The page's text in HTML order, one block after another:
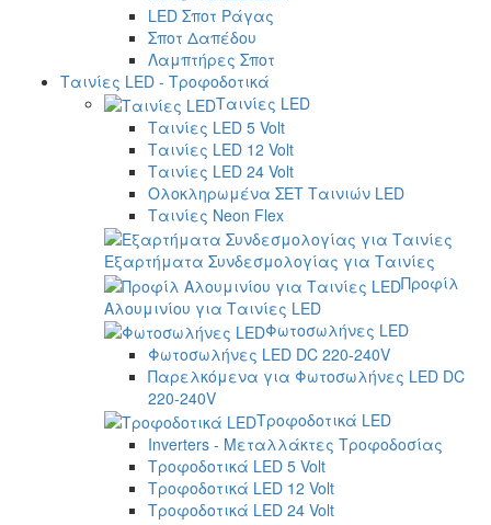
LED Σποτ Ράγας
Σποτ Δαπέδου
Λαμπτήρες Σποτ
Ταινίες LED - Τροφοδοτικά
Ταινίες LED
Ταινίες LED 5 Volt
Ταινίες LED 12 Volt
Ταινίες LED 24 Volt
Ολοκληρωμένα ΣΕΤ Ταινιών LED
Ταινίες Neon Flex
Εξαρτήματα Συνδεσμολογίας για Ταινίες
Προφίλ
Αλουμινίου για Ταινίες LED
Φωτοσωλήνες LED
Φωτοσωλήνες LED DC 220-240V
Παρελκόμενα για Φωτοσωλήνες LED DC
220-240V
Τροφοδοτικά LED
Inverters - Μεταλλάκτες Τροφοδοσίας
Τροφοδοτικά LED 5 Volt
Τροφοδοτικά LED 12 Volt
Τροφοδοτικά LED 24 Volt